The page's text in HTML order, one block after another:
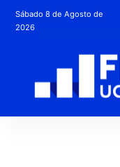
Sábado 8 de Agosto de
2026